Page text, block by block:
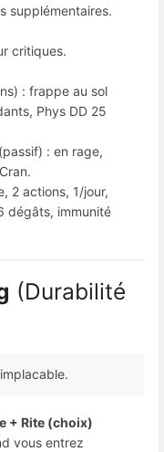
supplémentaires.
critiques.
: frappe au sol
Phys DD 25
(passif) : en rage,
2 actions, 1/jour,
dégâts, immunité
(Durabilité
+ Rite (choix)
vous entrez